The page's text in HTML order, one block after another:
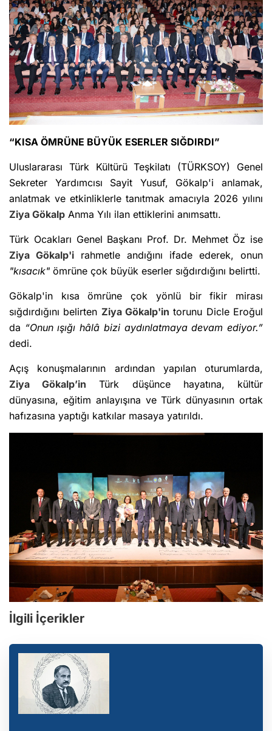
“KISA ÖMRÜNE BÜYÜK ESERLER SIĞDIRDI”
Uluslararası Türk Kültürü Teşkilatı (TÜRKSOY) Genel
Sekreter Yardımcısı Sayit Yusuf, Gökalp'i anlamak,
anlatmak ve etkinliklerle tanıtmak amacıyla 2026 yılını
Ziya Gökalp Anma Yılı ilan ettiklerini anımsattı.
Türk Ocakları Genel Başkanı Prof. Dr. Mehmet Öz ise
Ziya Gökalp'i rahmetle andığını ifade ederek, onun
"kısacık" ömrüne çok büyük eserler sığdırdığını belirtti.
Gökalp'in kısa ömrüne çok yönlü bir fikir mirası
sığdırdığını belirten Ziya Gökalp'in torunu Dicle Eroğul
da “Onun ışığı hâlâ bizi aydınlatmaya devam ediyor.”
dedi.
Açış konuşmalarının ardından yapılan oturumlarda,
Ziya Gökalp’in Türk düşünce hayatına, kültür
dünyasına, eğitim anlayışına ve Türk dünyasının ortak
hafızasına yaptığı katkılar masaya yatırıldı.
İlgili İçerikler